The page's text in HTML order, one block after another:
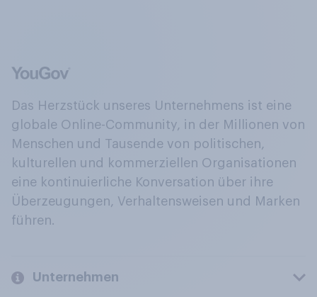
Das Herzstück unseres Unternehmens ist eine
globale Online-Community, in der Millionen von
Menschen und Tausende von politischen,
kulturellen und kommerziellen Organisationen
eine kontinuierliche Konversation über ihre
Überzeugungen, Verhaltensweisen und Marken
führen.
Unternehmen